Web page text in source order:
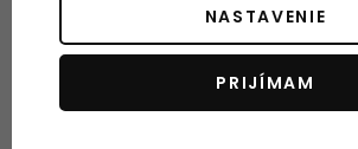
VYBAVENOSŤ
STANOVIŠŤA
Tlaky na prsia v sede,
NASTAVENIE
PRIJÍMAM